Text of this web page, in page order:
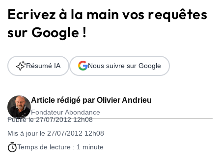
Solutions
Ressources
Audit SEO
Ecrivez à la main vos requêtes
sur Google !
Article rédigé par Olivier Andrieu
Fondateur Abondance
Publié le 27/07/2012 12h08
Mis à jour le 27/07/2012 12h08
Temps de lecture : 1 minute
Résumé IA Nous suivre sur Google